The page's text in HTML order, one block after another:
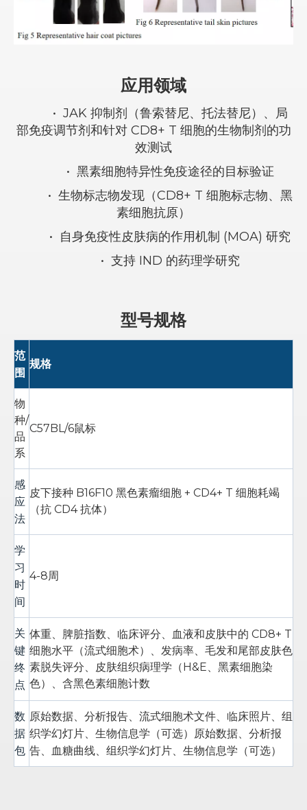
应用领域
• JAK 抑制剂（鲁索替尼、托法替尼）、局
部免疫调节剂和针对 CD8+ T 细胞的生物制剂的功
效测试
• 黑素细胞特异性免疫途径的目标验证
• 生物标志物发现（CD8+ T 细胞标志物、黑
素细胞抗原）
• 自身免疫性皮肤病的作用机制 (MOA) 研究
• 支持 IND 的药理学研究
型号规格
范
围
规格
物
种/
品
系
C57BL/6鼠标
感
应
法
皮下接种 B16F10 黑色素瘤细胞 + CD4+ T 细胞耗竭
（抗 CD4 抗体）
学
习
时
间
4-8周
关
键
终
点
体重、脾脏指数、临床评分、血液和皮肤中的 CD8+ T
细胞水平（流式细胞术）、发病率、毛发和尾部皮肤色
素脱失评分、皮肤组织病理学（H&E、黑素细胞染
色）、含黑色素细胞计数
数
据
包
原始数据、分析报告、流式细胞术文件、临床照片、组
织学幻灯片、生物信息学（可选） 原始数据、分析报
告、血糖曲线、组织学幻灯片、生物信息学（可选）